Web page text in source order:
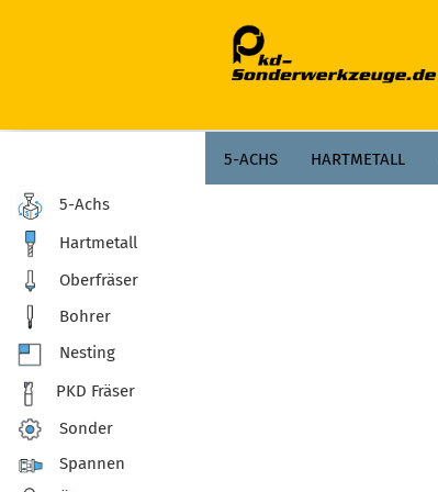
5-ACHS HARTMETALL
5-Achs
Hartmetall
Oberfräser
Bohrer
Nesting
PKD Fräser
Sonder
Spannen